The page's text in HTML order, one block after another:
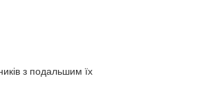
з подальшим їх